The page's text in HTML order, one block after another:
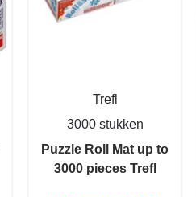
Trefl
3000 stukken
Puzzle Roll Mat up to
3000 pieces Trefl